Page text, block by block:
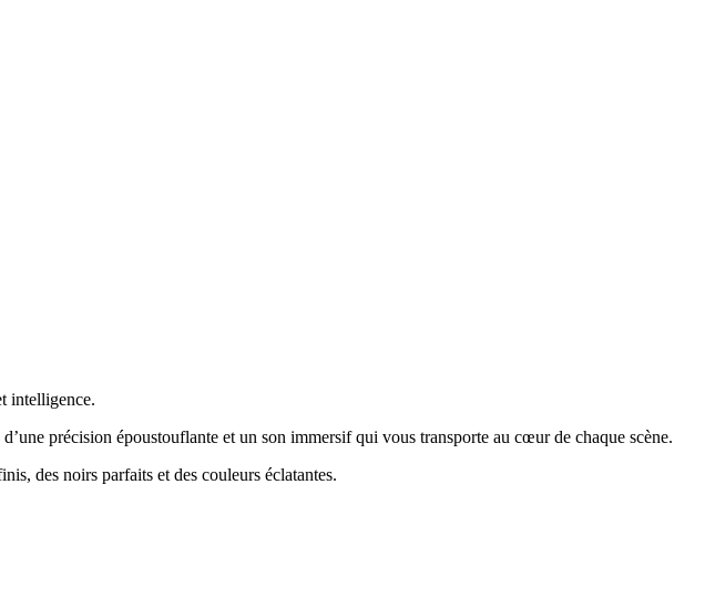
intelligence.
précision époustouflante et un son immersif qui vous transporte au cœur de chaque scène.
des noirs parfaits et des couleurs éclatantes.